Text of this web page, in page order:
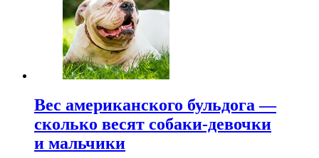
Вес американского бульдога —
сколько весят собаки-девочки
и мальчики